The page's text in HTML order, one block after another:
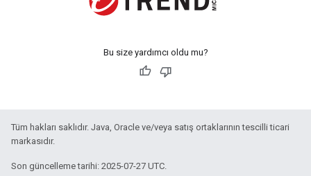
Bu size yardımcı oldu mu?
Tüm hakları saklıdır. Java, Oracle ve/veya satış ortaklarının tescilli ticari
markasıdır.
Son güncelleme tarihi: 2025-07-27 UTC.